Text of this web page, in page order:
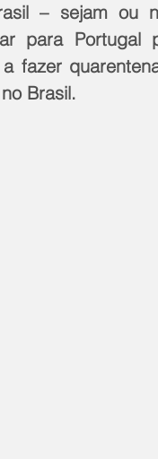
– sejam ou
para Portugal
fazer
Brasil.